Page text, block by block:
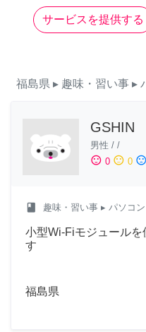
サービスを提供する
福島県 ▸ 趣味・習い事 ▸
GSHIN
男性 / /
sentiment_satisfied 0 sentiment_neutral 0 sentiment_dissatisfied
class 趣味・習い事 ▸ パソコン
小型Wi-Fiモジュールを
す
福島県